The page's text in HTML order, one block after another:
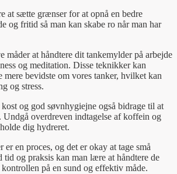
at sætte grænser for at opnå en bedre
og fritid så man kan skabe ro når man har
måder at håndtere dit tankemylder på arbejde
og meditation. Disse teknikker kan
bevidste om vores tanker, hvilket kan
og stress.
og god søvnhygiejne også bidrage til at
Undgå overdreven indtagelse af koffein og
dig hydreret.
er en proces, og det er okay at tage små
tid og praksis kan man lære at håndtere de
på en sund og effektiv måde.